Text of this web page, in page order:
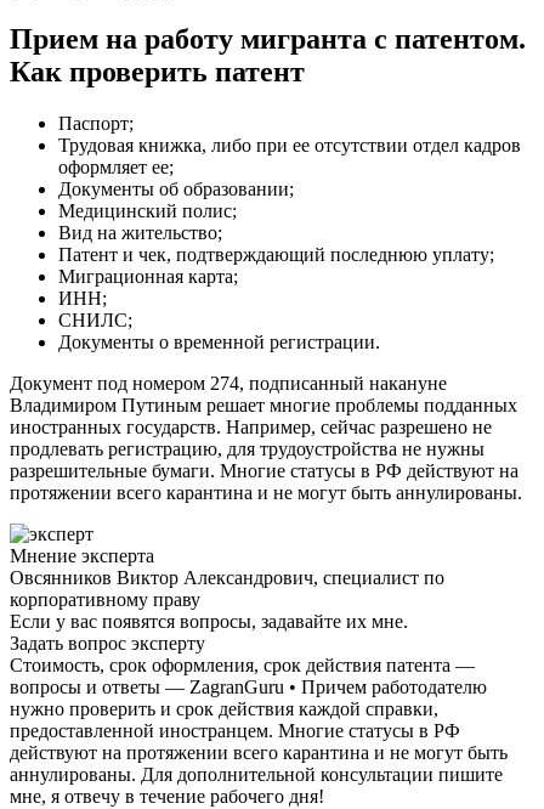
Прием на работу мигранта с патентом.
Как проверить патент
Паспорт;
Трудовая книжка, либо при ее отсутствии отдел кадров
оформляет ее;
Документы об образовании;
Медицинский полис;
Вид на жительство;
Патент и чек, подтверждающий последнюю уплату;
Миграционная карта;
ИНН;
СНИЛС;
Документы о временной регистрации.
Документ под номером 274, подписанный накануне
Владимиром Путиным решает многие проблемы подданных
иностранных государств. Например, сейчас разрешено не
продлевать регистрацию, для трудоустройства не нужны
разрешительные бумаги. Многие статусы в РФ действуют на
протяжении всего карантина и не могут быть аннулированы.
Мнение эксперта
Овсянников Виктор Александрович, специалист по
корпоративному праву
Если у вас появятся вопросы, задавайте их мне.
Задать вопрос эксперту
Стоимость, срок оформления, срок действия патента —
вопросы и ответы — ZagranGuru • Причем работодателю
нужно проверить и срок действия каждой справки,
предоставленной иностранцем. Многие статусы в РФ
действуют на протяжении всего карантина и не могут быть
аннулированы. Для дополнительной консультации пишите
мне, я отвечу в течение рабочего дня!